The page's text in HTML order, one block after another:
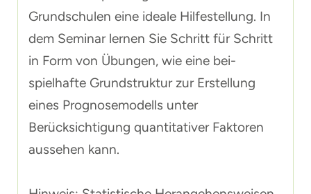
Grundschulen eine ideale Hilfestellung. In
dem Seminar lernen Sie Schritt für Schritt
in Form von Übungen, wie eine bei-
spielhafte Grundstruktur zur Erstellung
eines Prognosemodells unter
Berücksichtigung quantitativer Faktoren
aussehen kann.